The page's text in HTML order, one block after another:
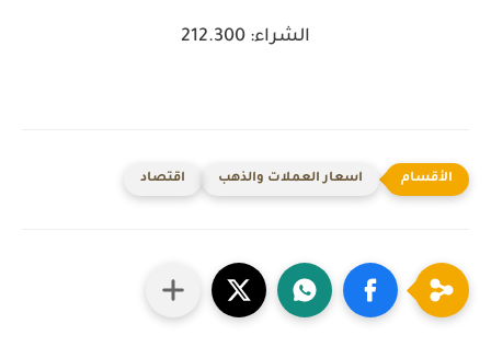
الشراء: 212.300
اسعار العملات والذهب اقتصاد